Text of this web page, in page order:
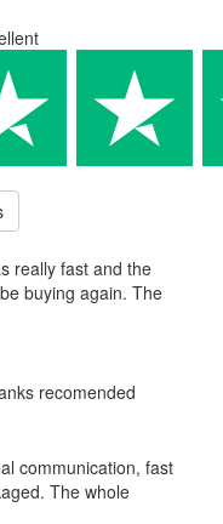
really fast and the
buying again. The
recomended
communication, fast
The whole